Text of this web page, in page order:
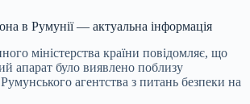
в Румунії — актуальна інформація
міністерства країни повідомляє, що
апарат було виявлено поблизу
агентства з питань безпеки на